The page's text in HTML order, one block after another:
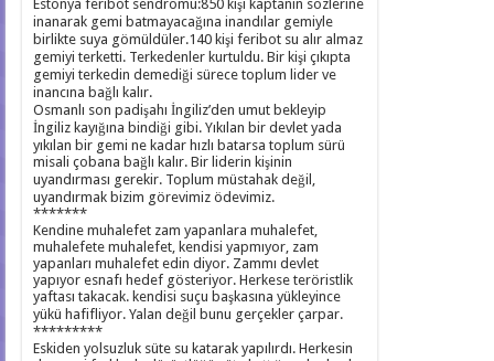
Estonya feribot sendromu:850 kişi kaptanın sözlerine
inanarak gemi batmayacağına inandılar gemiyle
birlikte suya gömüldüler.140 kişi feribot su alır almaz
gemiyi terketti. Terkedenler kurtuldu. Bir kişi çıkıpta
gemiyi terkedin demediği sürece toplum lider ve
inancına bağlı kalır.
Osmanlı son padişahı İngiliz’den umut bekleyip
İngiliz kayığına bindiği gibi. Yıkılan bir devlet yada
yıkılan bir gemi ne kadar hızlı batarsa toplum sürü
misali çobana bağlı kalır. Bir liderin kişinin
uyandırması gerekir. Toplum müstahak değil,
uyandırmak bizim görevimiz ödevimiz.
*******
Kendine muhalefet zam yapanlara muhalefet,
muhalefete muhalefet, kendisi yapmıyor, zam
yapanları muhalefet edin diyor. Zammı devlet
yapıyor esnafı hedef gösteriyor. Herkese teröristlik
yaftası takacak. kendisi suçu başkasına yükleyince
yükü hafifliyor. Yalan değil bunu gerçekler çarpar.
*********
Eskiden yolsuzluk süte su katarak yapılırdı. Herkesin